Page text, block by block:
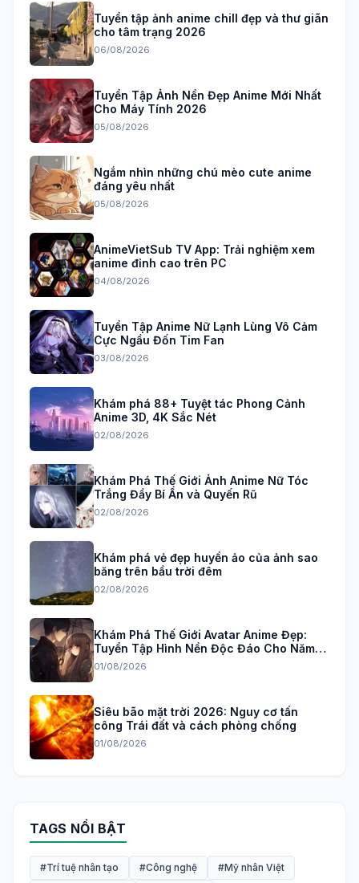
Tuyển tập ảnh anime chill đẹp và thư giãn
cho tâm trạng 2026
06/08/2026
Tuyển Tập Ảnh Nền Đẹp Anime Mới Nhất
Cho Máy Tính 2026
05/08/2026
Ngắm nhìn những chú mèo cute anime
đáng yêu nhất
05/08/2026
AnimeVietSub TV App: Trải nghiệm xem
anime đỉnh cao trên PC
04/08/2026
Tuyển Tập Anime Nữ Lạnh Lùng Vô Cảm
Cực Ngầu Đốn Tim Fan
03/08/2026
Khám phá 88+ Tuyệt tác Phong Cảnh
Anime 3D, 4K Sắc Nét
02/08/2026
Khám Phá Thế Giới Ảnh Anime Nữ Tóc
Trắng Đầy Bí Ẩn và Quyến Rũ
02/08/2026
Khám phá vẻ đẹp huyền ảo của ảnh sao
băng trên bầu trời đêm
02/08/2026
Khám Phá Thế Giới Avatar Anime Đẹp:
Tuyển Tập Hình Nền Độc Đáo Cho Năm
2026
01/08/2026
Siêu bão mặt trời 2026: Nguy cơ tấn
công Trái đất và cách phòng chống
01/08/2026
TAGS NỔI BẬT
#Trí tuệ nhân tạo #Công nghệ #Mỹ nhân Việt